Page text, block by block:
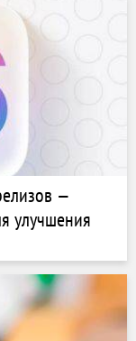
—
улучшения